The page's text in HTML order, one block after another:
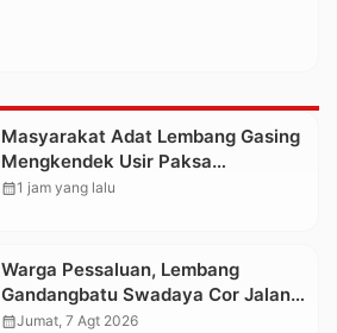
Masyarakat Adat Lembang Gasing
Mengkendek Usir Paksa
Penggarap yang Rusak Kawasan
calendar_month1 jam yang lalu
Warga Pessaluan, Lembang
Gandangbatu Swadaya Cor Jalan
Kabupaten
calendar_monthJumat, 7 Agt 2026